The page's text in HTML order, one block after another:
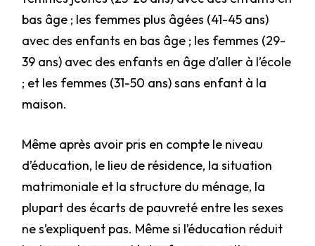
bas âge ; les femmes plus âgées (41-45 ans)
avec des enfants en bas âge ; les femmes (29-
39 ans) avec des enfants en âge d’aller à l’école
; et les femmes (31-50 ans) sans enfant à la
maison.
Même après avoir pris en compte le niveau
d’éducation, le lieu de résidence, la situation
matrimoniale et la structure du ménage, la
plupart des écarts de pauvreté entre les sexes
ne s’expliquent pas. Même si l’éducation réduit